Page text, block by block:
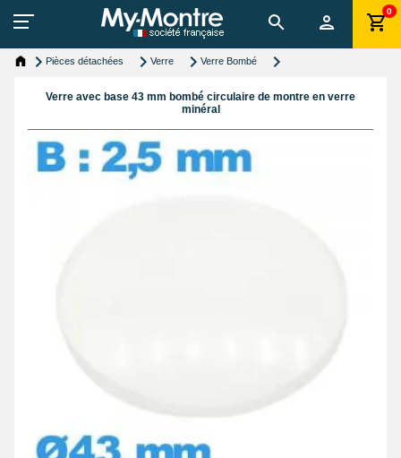
0
Pièces détachées Verre Verre Bombé
Verre avec base 43 mm bombé circulaire de montre en verre
minéral